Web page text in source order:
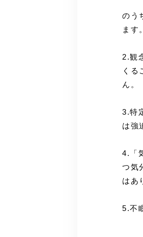
のう
ます。
2.観
くる
ん。
3.特
は強
4.「
つ気
はあ
5.不